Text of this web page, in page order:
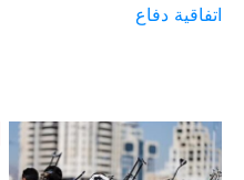
اتفاقية دفاع